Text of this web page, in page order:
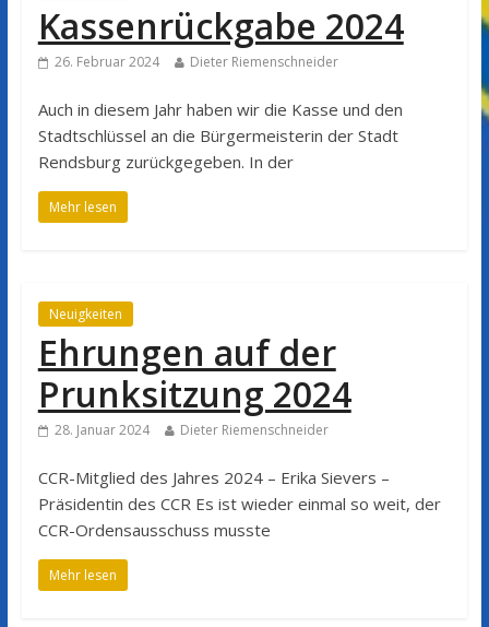
Kassenrückgabe 2024
26. Februar 2024 Dieter Riemenschneider
Auch in diesem Jahr haben wir die Kasse und den
Stadtschlüssel an die Bürgermeisterin der Stadt
Rendsburg zurückgegeben. In der
Mehr lesen
Neuigkeiten
Ehrungen auf der
Prunksitzung 2024
28. Januar 2024 Dieter Riemenschneider
CCR-Mitglied des Jahres 2024 – Erika Sievers –
Präsidentin des CCR Es ist wieder einmal so weit, der
CCR-Ordensausschuss musste
Mehr lesen